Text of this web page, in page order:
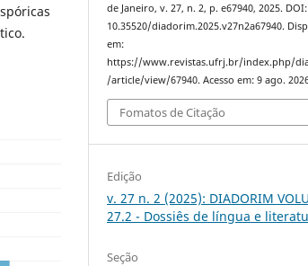
de Janeiro, v. 27, n. 2, p. e67940, 2025. DOI:
10.35520/diadorim.2025.v27n2a67940.
em:
https://www.revistas.ufrj.br/index.php/
/article/view/67940. Acesso em: 9 ago.
Fomatos de Citação
Edição
v. 27 n. 2 (2025): DIADORIM
27.2 - Dossiês de língua e
Seção